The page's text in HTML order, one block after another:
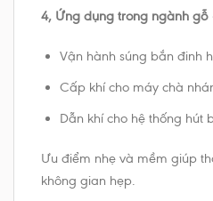
4, Ứng dụng trong ngành gỗ
Vận hành súng bắn đinh
Cấp khí cho máy chà
Dẫn khí cho hệ thống hút
Ưu điểm nhẹ và mềm giúp
không gian hẹp.